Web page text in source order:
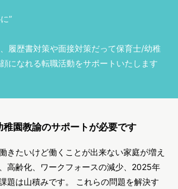
”
履歴書対策や面接対策だって保育士/幼稚
になれる転職活動をサポートいたします
園教諭のサポートが必要です
きたいけど働くことが出来ない家庭が増え
高齢化、ワークフォースの減少、2025年
題は山積みです。 これらの問題を解決す